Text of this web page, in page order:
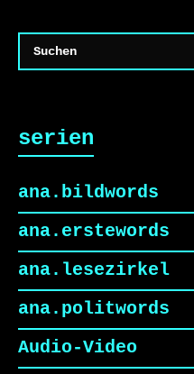
serien
ana.bildwords
ana.erstewords
ana.lesezirkel
ana.politwords
Audio-Video